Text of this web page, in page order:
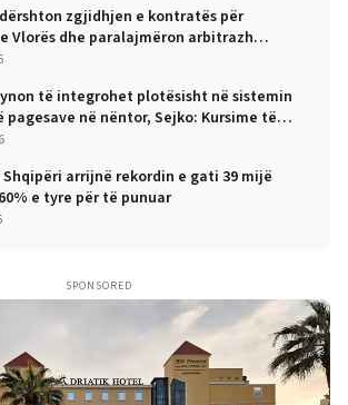
zgjidhjen e kontratës për
Vlorës dhe paralajmëron arbitrazh
të integrohet plotësisht në sistemin
pagesave në nëntor, Sejko: Kursime të
dhe bizneset
arrijnë rekordin e gati 39 mijë
e tyre për të punuar
SPONSORED